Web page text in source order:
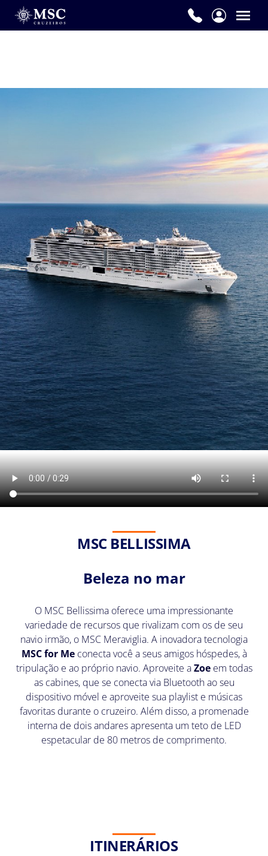
MSC BELLISSIMA
Beleza no mar
O MSC Bellissima oferece uma impressionante
variedade de recursos que rivalizam com os de seu
navio irmão, o MSC Meraviglia. A inovadora tecnologia
MSC for Meconecta você a seus amigos hóspedes, à
tripulação e ao próprio navio. Aproveite aZoe em todas
as cabines, que se conecta via Bluetooth ao seu
dispositivo móvel e aproveite sua playlist e músicas
favoritas durante o cruzeiro. Além disso, a promenade
interna de dois andares apresenta um teto de LED
espetacular de 80 metros de comprimento.
ITINERÁRIOS